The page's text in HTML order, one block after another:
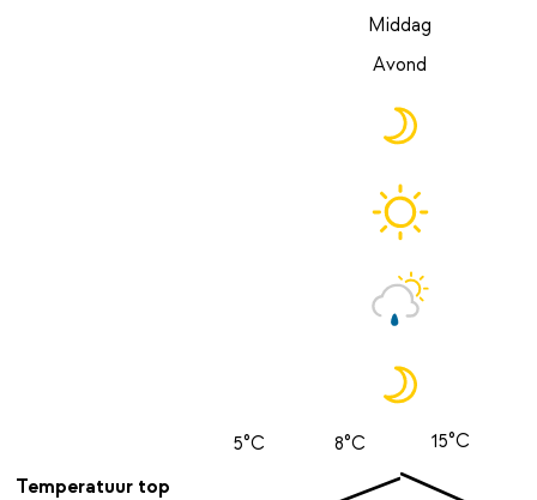
Temperatuur top
Middag
Avond
5°C 8°C 15°C